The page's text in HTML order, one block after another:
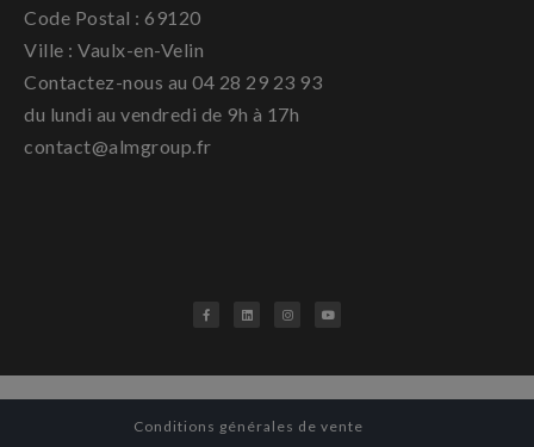
Code Postal : 69120
Ville : Vaulx-en-Velin
Contactez-nous au 04 28 29 23 93
du lundi au vendredi de 9h à 17h
contact@almgroup.fr
Conditions générales de vente